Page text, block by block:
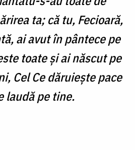
ta; că tu, Fecioară,
ai avut în pântece pe
toate şi ai născut pe
Cel Ce dăruieşte pace
laudă pe tine.